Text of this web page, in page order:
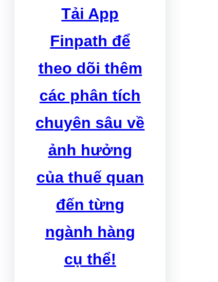
Tải App
Finpath để
theo dõi thêm
các phân tích
chuyên sâu về
ảnh hưởng
của thuế quan
đến từng
ngành hàng
cụ thể!